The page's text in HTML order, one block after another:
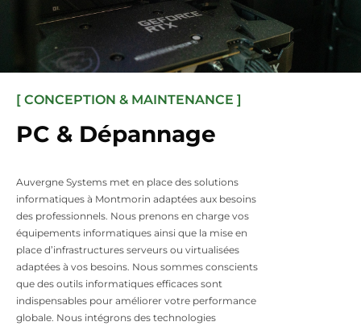
[ CONCEPTION & MAINTENANCE ]
PC & Dépannage
Auvergne Systems met en place des solutions
informatiques à Montmorin adaptées aux besoins
des professionnels. Nous prenons en charge vos
équipements informatiques ainsi que la mise en
place d’infrastructures serveurs ou virtualisées
adaptées à vos besoins. Nous sommes conscients
que des outils informatiques efficaces sont
indispensables pour améliorer votre performance
globale. Nous intégrons des technologies